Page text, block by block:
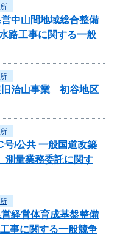
中山間地域総合整備
工事に関する一般
旧治山事業 初谷地区
号/公共 一般国道改築
測量業務委託に関す
経営体育成基盤整備
事に関する一般競争